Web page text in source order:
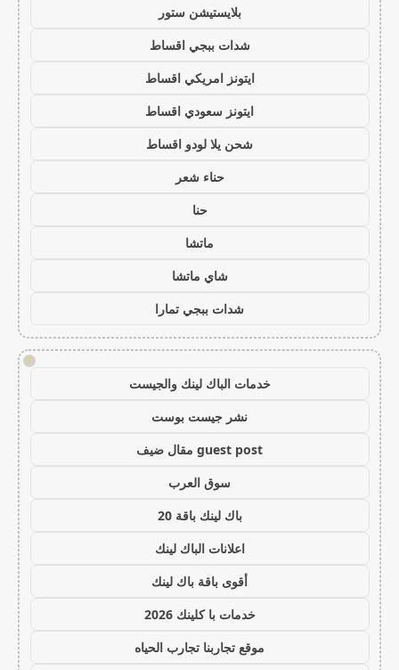
بلايستيشن ستور
شدات ببجي اقساط
ايتونز امريكي اقساط
ايتونز سعودي اقساط
شحن يلا لودو اقساط
حناء شعر
حنا
ماتشا
شاي ماتشا
شدات ببجي تمارا
!
خدمات الباك لينك والجيست
نشر جيست بوست
guest post مقال ضيف
سوق العرب
باك لينك باقة 20
اعلانات الباك لينك
أقوى باقة باك لينك
خدمات با كلينك 2026
موقع تجاربنا تجارب الحياه